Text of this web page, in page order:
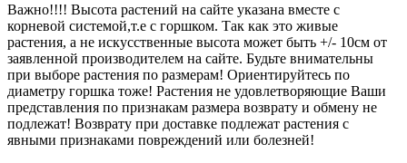
Важно!!!! Высота растений на сайте указана вместе с
корневой системой,т.е с горшком. Так как это живые
растения, а не искусственные высота может быть +/- 10см от
заявленной производителем на сайте. Будьте внимательны
при выборе растения по размерам! Ориентируйтесь по
диаметру горшка тоже! Растения не удовлетворяющие Ваши
представления по признакам размера возврату и обмену не
подлежат! Возврату при доставке подлежат растения с
явными признаками повреждений или болезней!